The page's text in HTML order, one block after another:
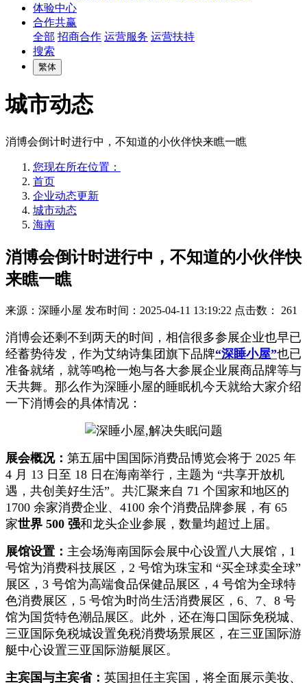
体验中心
合作共赢
全部 招商合作 运营服务 运营扶持
搜索
繁体
城市动态
消博会倒计时进行中，不知道的小伙伴快来瞧一瞧
您现在所在位置：
首页
企业动态更新
城市动态
海南
消博会倒计时进行中，不知道的小伙伴快
来瞧一瞧
来源：深睡小屋 发布时间：2025-04-11 13:19:22 点击数： 261
消博会还剩不到两天的时间，相信很多参展企业也早已
经蓄势待发，作为艾纳诗集团旗下品牌“深睡小屋”也已
准备就绪，就等鸣枪一炮与各大参展企业展商品牌等与
天共舞。那么作为深睡小屋的睡眠机今天就给大家介绍
一下消博会的具体情况：
展会概况： 第五届中国国际消费品博览会将于 2025 年
4 月 13 日至 18 日在海南举行，主题为 “共享开放机
遇，共创美好生活”。共汇聚来自 71 个国家和地区的
1700 余家消费企业、4100 余个消费品牌参展，有 65
家世界 500 强和龙头企业参展，数量均超过上届。
展馆设置： 主会场海南国际会展中心设置八大展馆，1
号馆为消费科技展区，2 号馆为珠宝和 “买全球卖全球”
展区，3 号馆为高端食品保健品展区，4 号馆为全球特
色消费展区，5 号馆为时尚生活消费展区，6、7、8 号
馆为国货特色潮品展区。此外，还在海口国际免税城、
三亚国际免税城设置免税消费场景展区，在三亚国际游
艇中心设置三亚国际游艇展区。
主宾国与主宾省： 英国担任主宾国，将全面展示美妆、